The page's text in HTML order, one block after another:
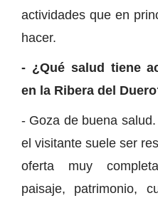
actividades que en
hacer.
- ¿Qué salud tiene
en la Ribera del
- Goza de buena
el visitante suele ser
oferta muy
paisaje, patrimonio,